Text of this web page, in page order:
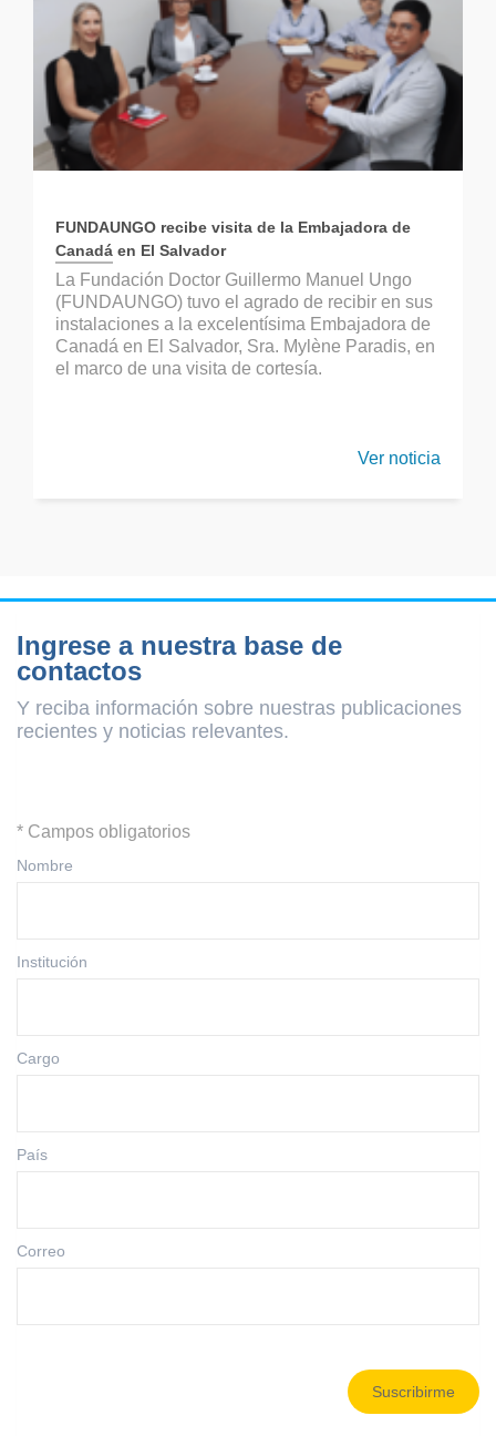
FUNDAUNGO recibe visita de la Embajadora de
Canadá en El Salvador
La Fundación Doctor Guillermo Manuel Ungo
(FUNDAUNGO) tuvo el agrado de recibir en sus
instalaciones a la excelentísima Embajadora de
Canadá en El Salvador, Sra. Mylène Paradis, en
el marco de una visita de cortesía.
Ver noticia
Ingrese a nuestra base de
contactos
Y reciba información sobre nuestras publicaciones
recientes y noticias relevantes.
* Campos obligatorios
Nombre
Institución
Cargo
País
Correo
Suscribirme